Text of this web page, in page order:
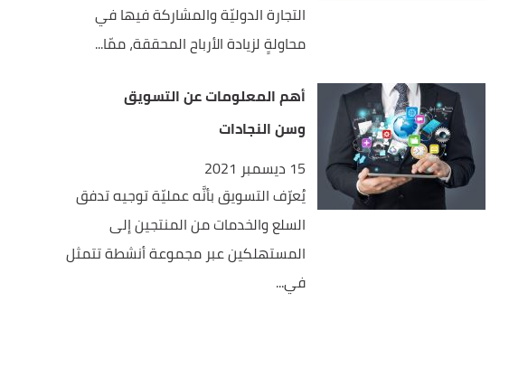
التجارة الدوليّة والمشاركة فيها في
محاولةٍ لزيادة الأرباح المحققة، ممّا...
أهم المعلومات عن التسويق
وسن النجادات
15 ديسمبر 2021
يُعرّف التسويق بأنَّه عمليّة توجيه تدفق
السلع والخدمات من المنتجين إلى
المستهلكين عبر مجموعة أنشطة تتمثل
في...